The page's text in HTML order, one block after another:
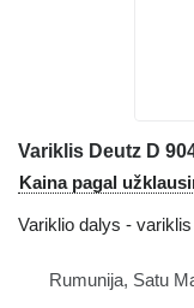
Variklis Deutz D
Kaina pagal
Variklio dalys - variklis
Rumunija, Satu